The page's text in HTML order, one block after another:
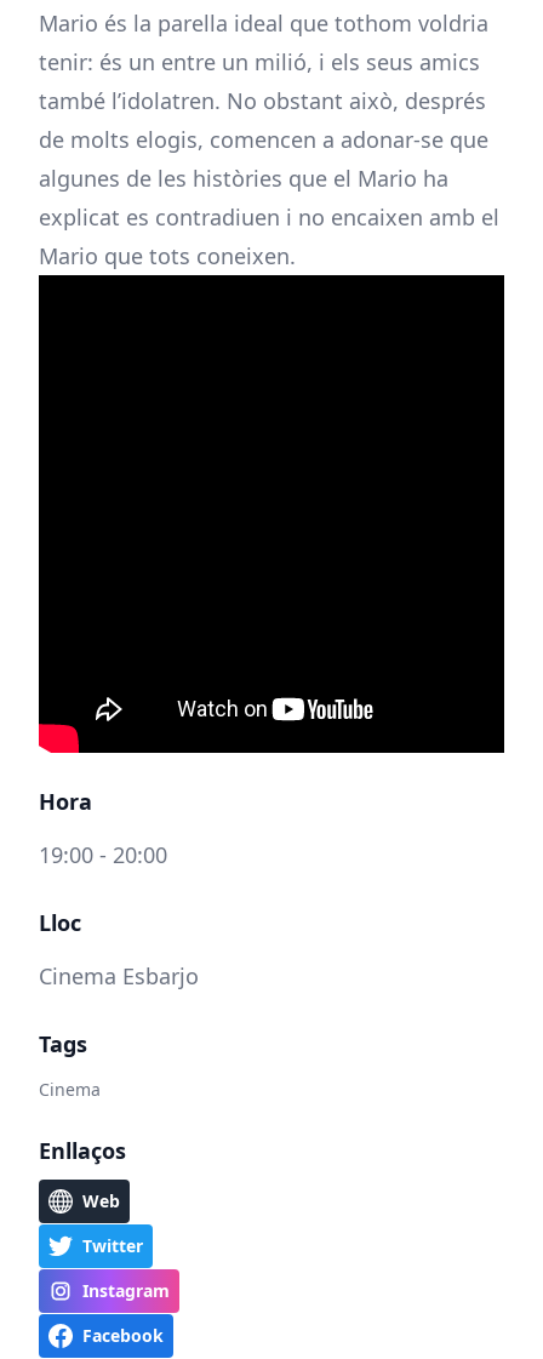
Mario és la parella ideal que tothom voldria
tenir: és un entre un milió, i els seus amics
també l’idolatren. No obstant això, després
de molts elogis, comencen a adonar-se que
algunes de les històries que el Mario ha
explicat es contradiuen i no encaixen amb el
Mario que tots coneixen.
Hora
19:00 - 20:00
Lloc
Cinema Esbarjo
Tags
Cinema
Enllaços
Web
Twitter
Instagram
Facebook